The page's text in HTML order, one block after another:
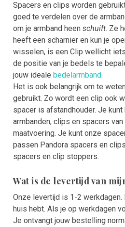
Spacers en clips worden
goed te verdelen over de
om je armband heen schuift. Ze
heeft een scharnier en kun je
wisselen, is een Clip wellicht
de positie van je bedels te
jouw ideale bedelarmband.
Het is ook belangrijk om te
gebruikt. Zo wordt een clip ook
spacer is afstandhouder. Je
armbanden, clips en spacers
maatvoering. Je kunt onze
passen Pandora spacers en
spacers en clip stoppers.
Wat is de levertijd van
Onze levertijd is 1-2
huis hebt. Als je op werkdagen
Je ontvangt jouw bestelling